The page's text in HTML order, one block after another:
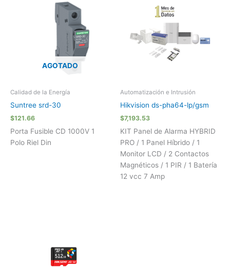
AGOTADO
Calidad de la Energía
Suntree srd-30
$121.66
Porta Fusible CD 1000V 1
Polo Riel Din
Automatización e Intrusión
Hikvision ds-pha64-lp/gsm
$7,193.53
KIT Panel de Alarma HYBRID
PRO / 1 Panel Híbrido / 1
Monitor LCD / 2 Contactos
Magnéticos / 1 PIR / 1 Batería
12 vcc 7 Amp